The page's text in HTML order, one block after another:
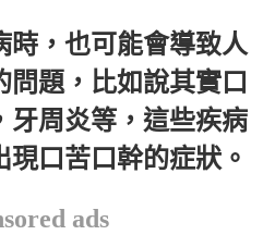
時，也可能會導致人
問題，比如說其實口
牙周炎等，這些疾病
口苦口幹的症狀。
ads